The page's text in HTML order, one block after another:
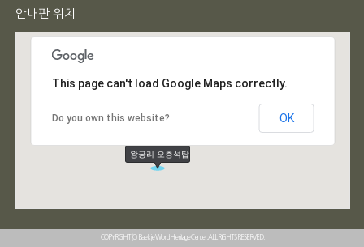
안내판 위치
This page can't load Google Maps correctly.
Do you own this website? OK
COPYRIGHT(C) Baekje World Heritage Center. ALL RIGHTS RESERVED.